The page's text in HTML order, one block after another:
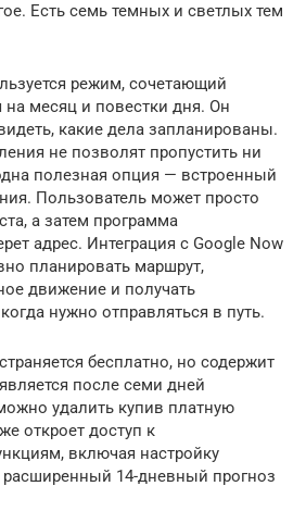
Есть семь темных и светлых тем
режим, сочетающий
на месяц и повестки дня. Он
какие дела запланированы.
не позволят пропустить ни
полезная опция — встроенный
Пользователь может просто
а затем программа
адрес. Интеграция с Google Now
планировать маршрут,
движение и получать
нужно отправляться в путь.
бесплатно, но содержит
после семи дней
удалить купив платную
откроет доступ к
включая настройку
14-дневный прогноз